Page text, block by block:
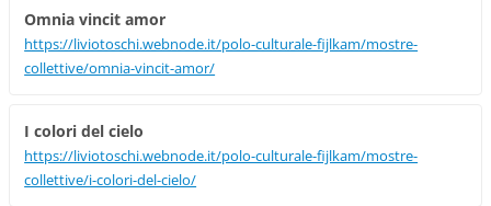
Omnia vincit amor
https://liviotoschi.webnode.it/polo-culturale-fijlkam/mostre-
collettive/omnia-vincit-amor/
I colori del cielo
https://liviotoschi.webnode.it/polo-culturale-fijlkam/mostre-
collettive/i-colori-del-cielo/